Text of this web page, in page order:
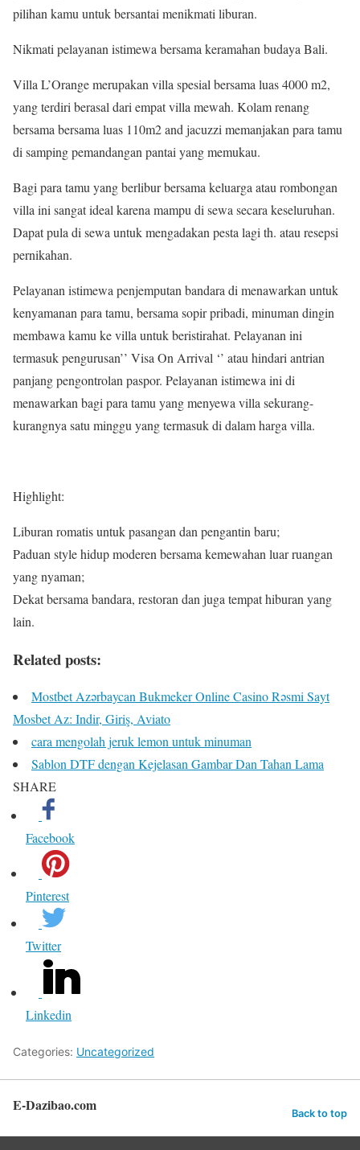
pilihan kamu untuk bersantai menikmati liburan.
Nikmati pelayanan istimewa bersama keramahan budaya Bali.
Villa L’Orange merupakan villa spesial bersama luas 4000 m2,
yang terdiri berasal dari empat villa mewah. Kolam renang
bersama bersama luas 110m2 and jacuzzi memanjakan para tamu
di samping pemandangan pantai yang memukau.
Bagi para tamu yang berlibur bersama keluarga atau rombongan
villa ini sangat ideal karena mampu di sewa secara keseluruhan.
Dapat pula di sewa untuk mengadakan pesta lagi th. atau resepsi
pernikahan.
Pelayanan istimewa penjemputan bandara di menawarkan untuk
kenyamanan para tamu, bersama sopir pribadi, minuman dingin
membawa kamu ke villa untuk beristirahat. Pelayanan ini
termasuk pengurusan’’ Visa On Arrival ‘’ atau hindari antrian
panjang pengontrolan paspor. Pelayanan istimewa ini di
menawarkan bagi para tamu yang menyewa villa sekurang-
kurangnya satu minggu yang termasuk di dalam harga villa.
Highlight:
Liburan romatis untuk pasangan dan pengantin baru;
Paduan style hidup moderen bersama kemewahan luar ruangan
yang nyaman;
Dekat bersama bandara, restoran dan juga tempat hiburan yang
lain.
Related posts:
Mostbet Azərbaycan Bukmeker Online Casino Rəsmi Sayt
Мosbet Az: Indir, Giriş, Aviato
cara mengolah jeruk lemon untuk minuman
Sablon DTF dengan Kejelasan Gambar Dan Tahan Lama
SHARE
Facebook
Pinterest
Twitter
Linkedin
Categories: Uncategorized
E-Dazibao.com Back to top